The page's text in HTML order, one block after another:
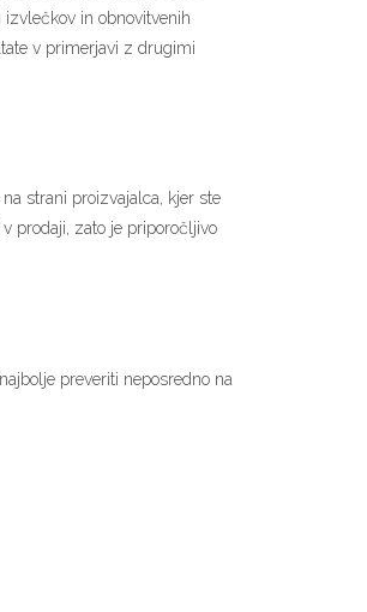
in obnovitvenih
v primerjavi z drugimi
strani proizvajalca, kjer ste
prodaji, zato je priporočljivo
preveriti neposredno na